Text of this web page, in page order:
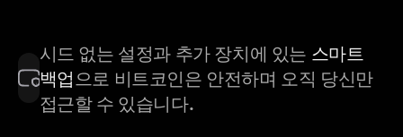
시드 없는 설정과 추가 장치에 있는 스마트
백업 으로 비트코인은 안전하며 오직 당신만
접근할 수 있습니다.